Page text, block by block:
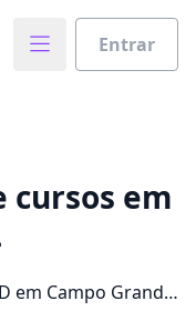
Entrar
estudos
cursos em
em Campo Grande